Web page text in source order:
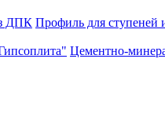
ДПК Профиль для
Цементно-